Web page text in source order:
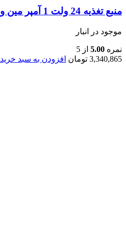
منبع تغذیه 24 ولت 1 آمپر مین ول مدل MDR-20-24
موجود در انبار
نمره 5.00 از 5
3,340,865 تومان افزودن به سبد خرید